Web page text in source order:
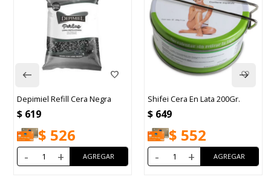
Depimiel Refill Cera Negra
$ 619
$ 526
- +
Shifei Cera En Lata 200Gr.
$ 649
$ 552
- +